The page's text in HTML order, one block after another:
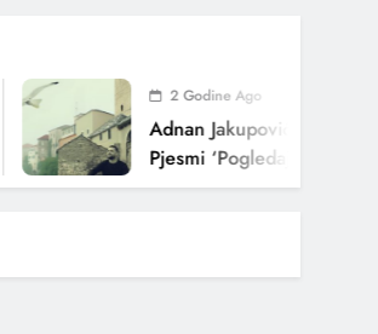
2 Godine Ago
Adnan Jakupović Donosi
Pjesmi ‘Pogledaj Me’